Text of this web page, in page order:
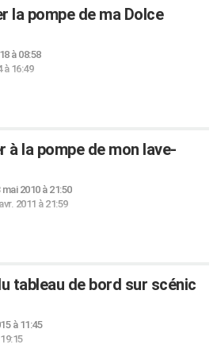
la pompe de ma Dolce
à 08:58
à 16:49
à la pompe de mon lave-
mai 2010 à 21:50
2011 à 21:59
tableau de bord sur scénic
à 11:45